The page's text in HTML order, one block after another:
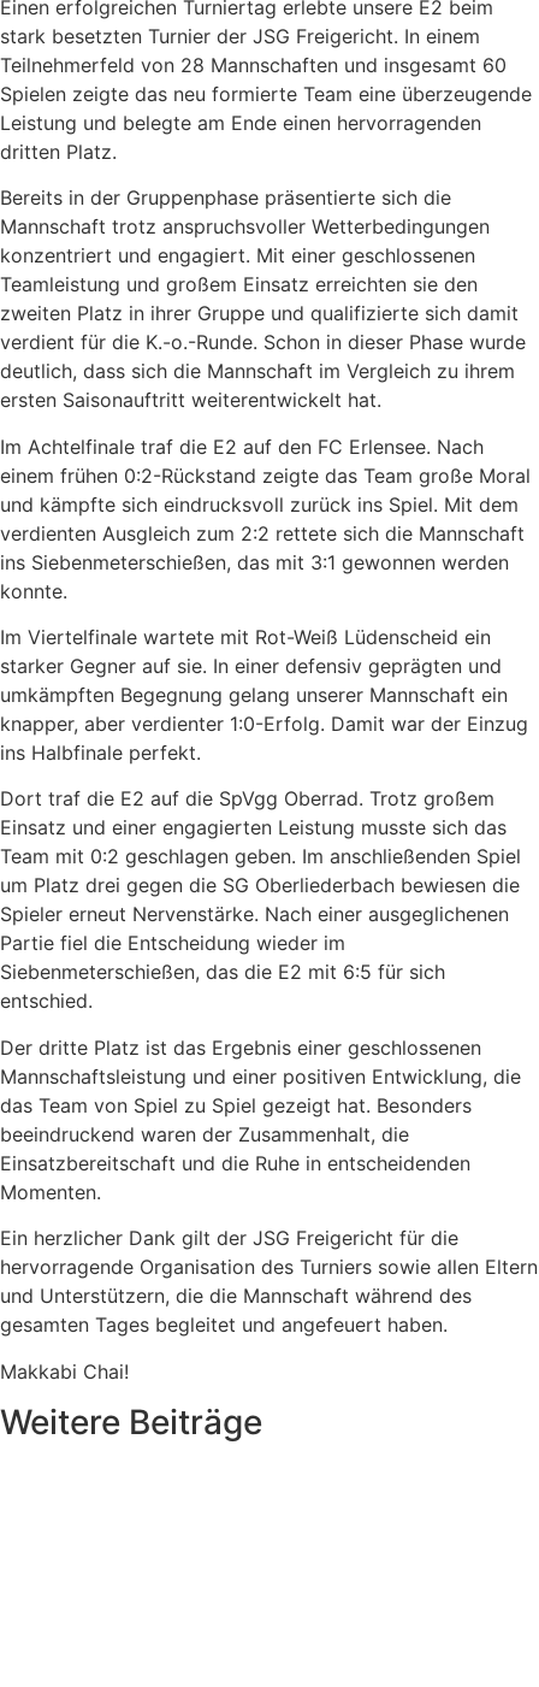
Einen erfolgreichen Turniertag erlebte unsere E2 beim
stark besetzten Turnier der JSG Freigericht. In einem
Teilnehmerfeld von 28 Mannschaften und insgesamt 60
Spielen zeigte das neu formierte Team eine überzeugende
Leistung und belegte am Ende einen hervorragenden
dritten Platz.
Bereits in der Gruppenphase präsentierte sich die
Mannschaft trotz anspruchsvoller Wetterbedingungen
konzentriert und engagiert. Mit einer geschlossenen
Teamleistung und großem Einsatz erreichten sie den
zweiten Platz in ihrer Gruppe und qualifizierte sich damit
verdient für die K.-o.-Runde. Schon in dieser Phase wurde
deutlich, dass sich die Mannschaft im Vergleich zu ihrem
ersten Saisonauftritt weiterentwickelt hat.
Im Achtelfinale traf die E2 auf den FC Erlensee. Nach
einem frühen 0:2-Rückstand zeigte das Team große Moral
und kämpfte sich eindrucksvoll zurück ins Spiel. Mit dem
verdienten Ausgleich zum 2:2 rettete sich die Mannschaft
ins Siebenmeterschießen, das mit 3:1 gewonnen werden
konnte.
Im Viertelfinale wartete mit Rot-Weiß Lüdenscheid ein
starker Gegner auf sie. In einer defensiv geprägten und
umkämpften Begegnung gelang unserer Mannschaft ein
knapper, aber verdienter 1:0-Erfolg. Damit war der Einzug
ins Halbfinale perfekt.
Dort traf die E2 auf die SpVgg Oberrad. Trotz großem
Einsatz und einer engagierten Leistung musste sich das
Team mit 0:2 geschlagen geben. Im anschließenden Spiel
um Platz drei gegen die SG Oberliederbach bewiesen die
Spieler erneut Nervenstärke. Nach einer ausgeglichenen
Partie fiel die Entscheidung wieder im
Siebenmeterschießen, das die E2 mit 6:5 für sich
entschied.
Der dritte Platz ist das Ergebnis einer geschlossenen
Mannschaftsleistung und einer positiven Entwicklung, die
das Team von Spiel zu Spiel gezeigt hat. Besonders
beeindruckend waren der Zusammenhalt, die
Einsatzbereitschaft und die Ruhe in entscheidenden
Momenten.
Ein herzlicher Dank gilt der JSG Freigericht für die
hervorragende Organisation des Turniers sowie allen Eltern
und Unterstützern, die die Mannschaft während des
gesamten Tages begleitet und angefeuert haben.
Makkabi Chai!
Weitere Beiträge